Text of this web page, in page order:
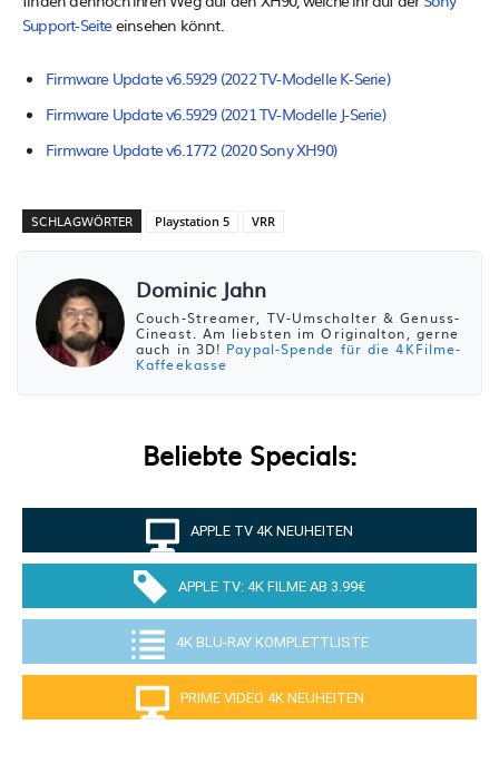
Support-Seiteeinsehen könnt.
Firmware Update v6.5929 (2022 TV-Modelle K-Serie)
Firmware Update v6.5929 (2021 TV-Modelle J-Serie)
Firmware Update v6.1772 (2020 Sony XH90)
SCHLAGWÖRTER Playstation 5 VRR
Dominic Jahn
Couch-Streamer, TV-Umschalter & Genuss-
Cineast. Am liebsten im Originalton, gerne
auch in 3D! Paypal-Spende für die 4KFilme-
Kaffeekasse
Beliebte Specials:
APPLE TV 4K NEUHEITEN
APPLE TV: 4K FILME AB 3.99€
4K BLU-RAY KOMPLETTLISTE
PRIME VIDEO 4K NEUHEITEN